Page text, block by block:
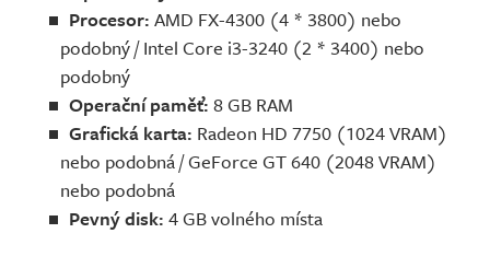
Procesor: AMD FX-4300 (4 * 3800) nebo
podobný / Intel Core i3-3240 (2 * 3400) nebo
podobný
Operační paměť: 8 GB RAM
Grafická karta: Radeon HD 7750 (1024 VRAM)
nebo podobná / GeForce GT 640 (2048 VRAM)
nebo podobná
Pevný disk: 4 GB volného místa